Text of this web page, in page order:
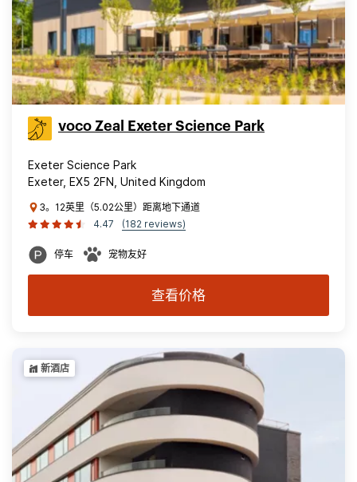
voco Zeal Exeter Science Park
Exeter Science Park
Exeter, EX5 2FN, United Kingdom
3。12英里（5.02公里）距离地下通道
4.47
(182 reviews)
停车 宠物友好
查看价格
新酒店